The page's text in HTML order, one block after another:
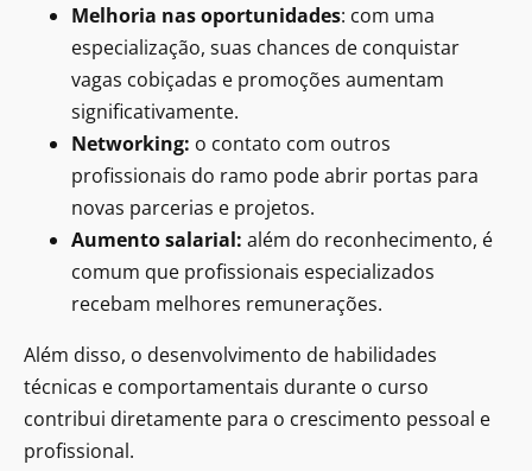
Melhoria nas oportunidades: com uma
especialização, suas chances de conquistar
vagas cobiçadas e promoções aumentam
significativamente.
Networking: o contato com outros
profissionais do ramo pode abrir portas para
novas parcerias e projetos.
Aumento salarial: além do reconhecimento, é
comum que profissionais especializados
recebam melhores remunerações.
Além disso, o desenvolvimento de habilidades
técnicas e comportamentais durante o curso
contribui diretamente para o crescimento pessoal e
profissional.